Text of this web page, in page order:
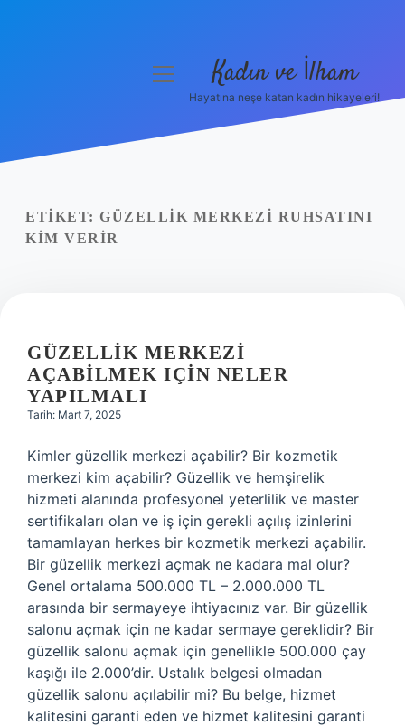
Yasal Uyarı
menüyü
Kadın ve İlham
Hayatına neşe katan kadın hikayeleri!
ETIKET: GÜZELLIK MERKEZI RUHSATINI
KIM VERIR
GÜZELLIK MERKEZI
AÇABILMEK IÇIN NELER
YAPILMALI
Tarih: Mart 7, 2025
Kimler güzellik merkezi açabilir? Bir kozmetik
merkezi kim açabilir? Güzellik ve hemşirelik
hizmeti alanında profesyonel yeterlilik ve master
sertifikaları olan ve iş için gerekli açılış izinlerini
tamamlayan herkes bir kozmetik merkezi açabilir.
Bir güzellik merkezi açmak ne kadara mal olur?
Genel ortalama 500.000 TL – 2.000.000 TL
arasında bir sermayeye ihtiyacınız var. Bir güzellik
salonu açmak için ne kadar sermaye gereklidir? Bir
güzellik salonu açmak için genellikle 500.000 çay
kaşığı ile 2.000’dir. Ustalık belgesi olmadan
güzellik salonu açılabilir mi? Bu belge, hizmet
kalitesini garanti eden ve hizmet kalitesini garanti